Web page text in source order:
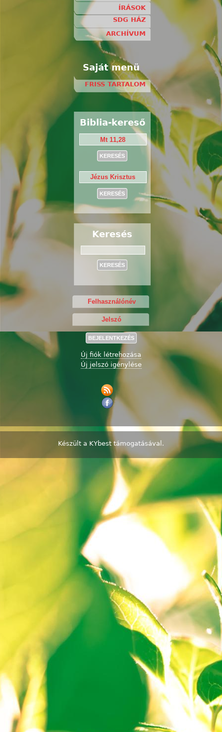
ÍRÁSOK
SDG HÁZ
ARCHÍVUM
Saját menü
FRISS TARTALOM
Biblia-kereső
Keresés
Új fiók létrehozása
Új jelszó igénylése
Készült a KYbest támogatásával.